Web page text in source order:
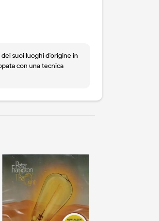
suoi luoghi d'origine in
con una tecnica